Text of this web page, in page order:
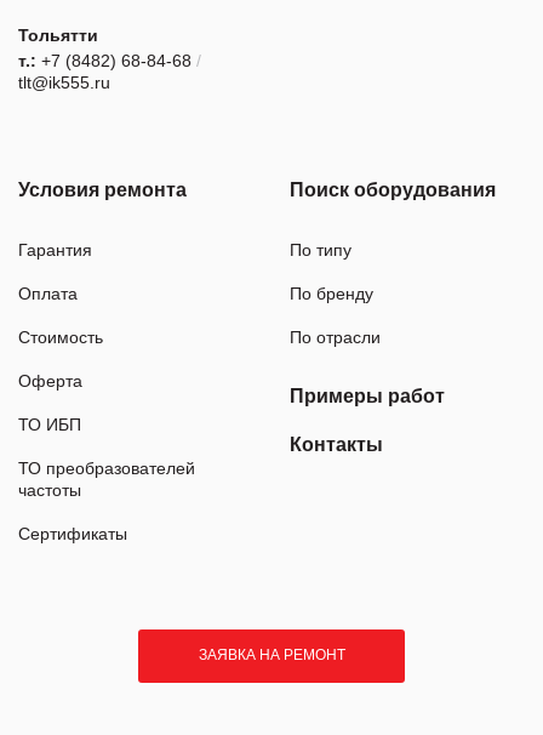
Тольятти
т.: +7 (8482) 68-84-68 /
tlt@ik555.ru
Условия ремонта
Гарантия
Оплата
Стоимость
Оферта
ТО ИБП
ТО преобразователей
частоты
Сертификаты
Поиск оборудования
По типу
По бренду
По отрасли
Примеры работ
Контакты
ЗАЯВКА НА РЕМОНТ